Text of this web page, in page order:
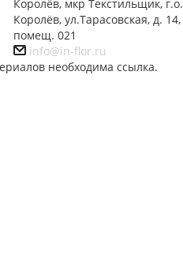
Королёв, мкр Текстильщик, г.о.
Королёв, ул.Тарасовская, д. 14,
помещ. 021
info@in-flor.ru
необходима ссылка.